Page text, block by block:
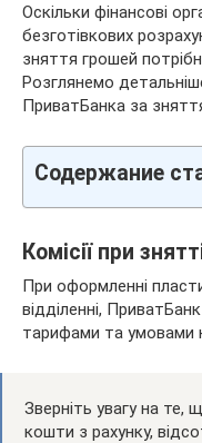
Оскільки фінансові
безготівкових
зняття грошей
Розглянемо
ПриватБанка за
Содержание
Комісії при
При оформленні
відділенні,
тарифами та умовами
Зверніть увагу на те,
кошти з рахунку,